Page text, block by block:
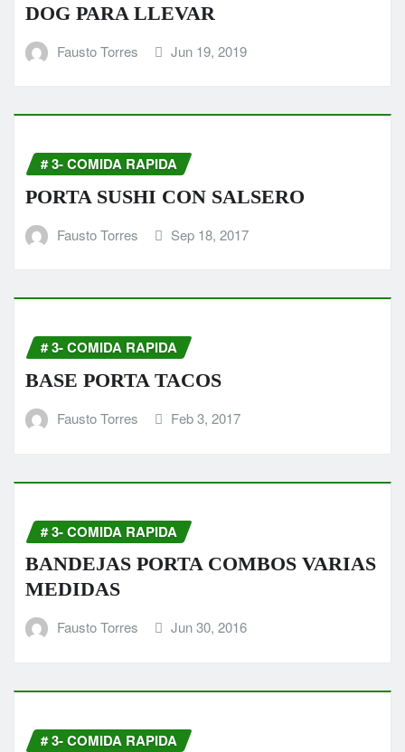
DOG PARA LLEVAR
Fausto Torres Jun 19, 2019
# 3- COMIDA RAPIDA
PORTA SUSHI CON SALSERO
Fausto Torres Sep 18, 2017
# 3- COMIDA RAPIDA
BASE PORTA TACOS
Fausto Torres Feb 3, 2017
# 3- COMIDA RAPIDA
BANDEJAS PORTA COMBOS VARIAS
MEDIDAS
Fausto Torres Jun 30, 2016
# 3- COMIDA RAPIDA